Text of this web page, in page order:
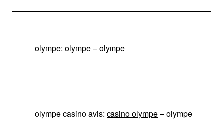
olympe: olympe– olympe
olympe casino avis: casino olympe– olympe